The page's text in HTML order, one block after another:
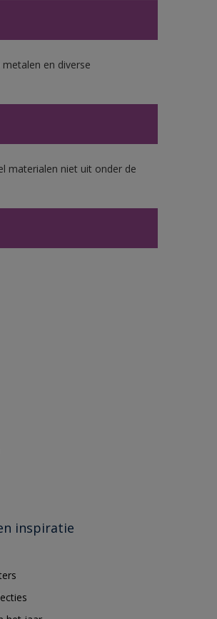
en diverse
materialen niet uit onder de
inspiratie